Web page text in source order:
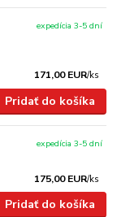
171,00 EUR/ks
expedícia 3-5 dní
Pridať do košíka
175,00 EUR/ks
expedícia 3-5 dní
Pridať do košíka